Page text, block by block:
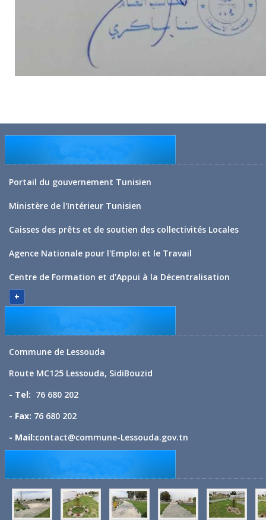
Portail du gouvernement Tunisien
Ministère de l'Intérieur Tunisien
Caisses des prêts et de soutien des collectivités Locales
Agence Nationale pour l'Emploi et le Travail
Centre de Formation et d'Appui à la Décentralisation
+
Commune de Lessouda
Route MC125 Lessouda, SidiBouzid
- Tel: 76 680 202
- Fax: 76 680 202
- Mail:contact@commune-Lessouda.gov.tn